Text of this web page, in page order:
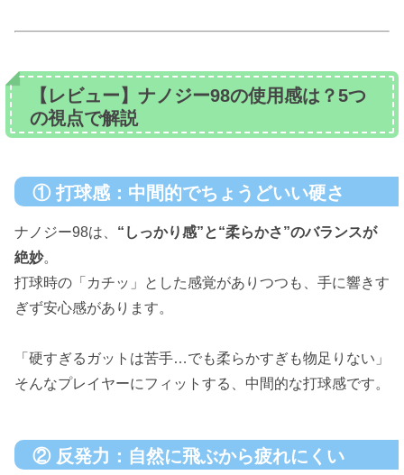
【レビュー】ナノジー98の使用感は？5つ
の視点で解説
① 打球感：中間的でちょうどいい硬さ
ナノジー98は、 “しっかり感”と“柔らかさ”のバランスが
絶妙。
打球時の「カチッ」とした感覚がありつつも、手に響きす
ぎず安心感があります。
「硬すぎるガットは苦手…でも柔らかすぎも物足りない」
そんなプレイヤーにフィットする、中間的な打球感です。
② 反発力：自然に飛ぶから疲れにくい